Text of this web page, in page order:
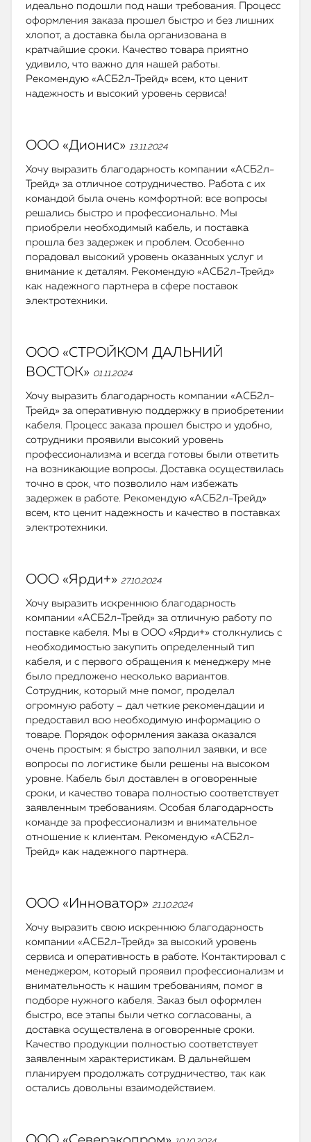
идеально подошли под наши требования. Процесс
оформления заказа прошел быстро и без лишних
хлопот, а доставка была организована в
кратчайшие сроки. Качество товара приятно
удивило, что важно для нашей работы.
Рекомендую «АСБ2л-Трейд» всем, кто ценит
надежность и высокий уровень сервиса!
ООО «Дионис» 13.11.2024
Хочу выразить благодарность компании «АСБ2л-
Трейд» за отличное сотрудничество. Работа с их
командой была очень комфортной: все вопросы
решались быстро и профессионально. Мы
приобрели необходимый кабель, и поставка
прошла без задержек и проблем. Особенно
порадовал высокий уровень оказанных услуг и
внимание к деталям. Рекомендую «АСБ2л-Трейд»
как надежного партнера в сфере поставок
электротехники.
ООО «СТРОЙКОМ ДАЛЬНИЙ
ВОСТОК» 01.11.2024
Хочу выразить благодарность компании «АСБ2л-
Трейд» за оперативную поддержку в приобретении
кабеля. Процесс заказа прошел быстро и удобно,
сотрудники проявили высокий уровень
профессионализма и всегда готовы были ответить
на возникающие вопросы. Доставка осуществилась
точно в срок, что позволило нам избежать
задержек в работе. Рекомендую «АСБ2л-Трейд»
всем, кто ценит надежность и качество в поставках
электротехники.
ООО «Ярди+» 27.10.2024
Хочу выразить искреннюю благодарность
компании «АСБ2л-Трейд» за отличную работу по
поставке кабеля. Мы в ООО «Ярди+» столкнулись с
необходимостью закупить определенный тип
кабеля, и с первого обращения к менеджеру мне
было предложено несколько вариантов.
Сотрудник, который мне помог, проделал
огромную работу – дал четкие рекомендации и
предоставил всю необходимую информацию о
товаре. Порядок оформления заказа оказался
очень простым: я быстро заполнил заявки, и все
вопросы по логистике были решены на высоком
уровне. Кабель был доставлен в оговоренные
сроки, и качество товара полностью соответствует
заявленным требованиям. Особая благодарность
команде за профессионализм и внимательное
отношение к клиентам. Рекомендую «АСБ2л-
Трейд» как надежного партнера.
ООО «Инноватор» 21.10.2024
Хочу выразить свою искреннюю благодарность
компании «АСБ2л-Трейд» за высокий уровень
сервиса и оперативность в работе. Контактировал с
менеджером, который проявил профессионализм и
внимательность к нашим требованиям, помог в
подборе нужного кабеля. Заказ был оформлен
быстро, все этапы были четко согласованы, а
доставка осуществлена в оговоренные сроки.
Качество продукции полностью соответствует
заявленным характеристикам. В дальнейшем
планируем продолжать сотрудничество, так как
остались довольны взаимодействием.